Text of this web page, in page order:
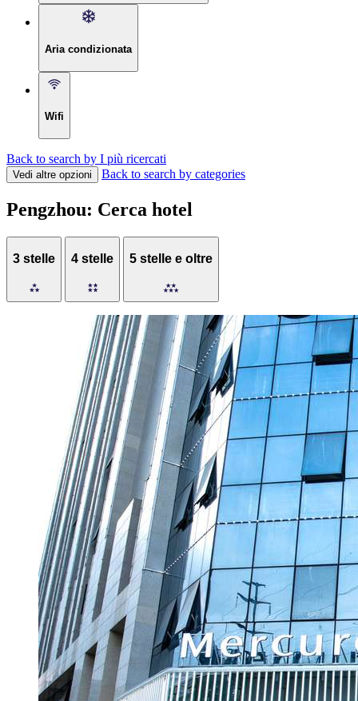
Aria condizionata
Wifi
Back to search by I più ricercati
Vedi altre opzioni Back to search by categories
Pengzhou: Cerca hotel
3 stelle 4 stelle 5 stelle e oltre